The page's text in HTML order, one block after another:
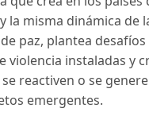
misma dinámica de
paz, plantea
violencia instaladas y
reactiven o se
emergentes.